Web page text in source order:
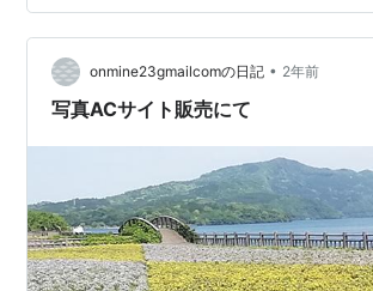
解くこともできます。 ホロスコープを読
反応した日だったり、ざわざわした日、
ている…onmine23gmailcomの日記 • 2年前
写真ACサイト販売にて